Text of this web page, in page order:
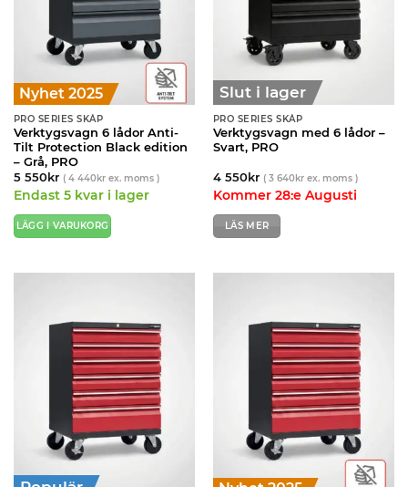
Nyhet 2025
PRO SERIES SKÅP
Verktygsvagn 6 lådor Anti-
Tilt Protection Black edition
– Grå, PRO
5 550kr ( 4 440krex. moms )
Endast 5 kvar i lager
LÄGG I VARUKORG
Slut i lager
PRO SERIES SKÅP
Verktygsvagn med 6 lådor –
Svart, PRO
4 550kr ( 3 640krex. moms )
Kommer 28:e Augusti
LÄS MER